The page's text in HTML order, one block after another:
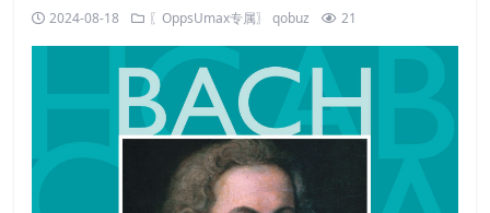
2024-08-18 〖OppsUmax专属〗 qobuz 21